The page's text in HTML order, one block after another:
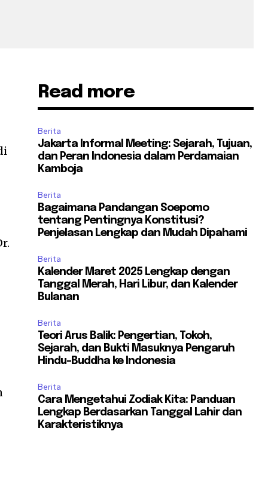
Read more
Berita
Jakarta Informal Meeting: Sejarah, Tujuan,
dan Peran Indonesia dalam Perdamaian
Kamboja
Berita
Bagaimana Pandangan Soepomo
tentang Pentingnya Konstitusi?
Penjelasan Lengkap dan Mudah Dipahami
Berita
Kalender Maret 2025 Lengkap dengan
Tanggal Merah, Hari Libur, dan Kalender
Bulanan
Berita
Teori Arus Balik: Pengertian, Tokoh,
Sejarah, dan Bukti Masuknya Pengaruh
Hindu-Buddha ke Indonesia
Berita
Cara Mengetahui Zodiak Kita: Panduan
Lengkap Berdasarkan Tanggal Lahir dan
Karakteristiknya